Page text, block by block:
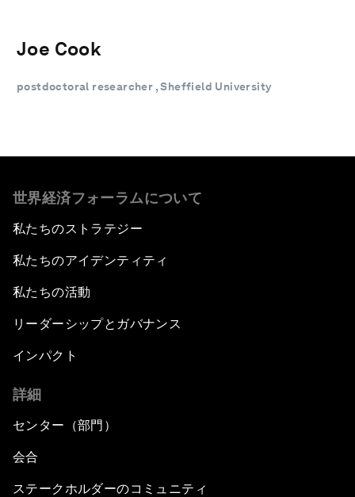
Joe Cook
postdoctoral researcher , Sheffield University
世界経済フォーラムについて
私たちのストラテジー
私たちのアイデンティティ
私たちの活動
リーダーシップとガバナンス
インパクト
詳細
センター（部門）
会合
ステークホルダーのコミュニティ